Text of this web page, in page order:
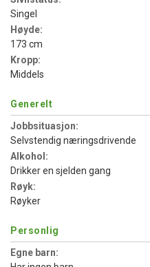
Singel
Høyde:
173 cm
Kropp:
Middels
Generelt
Jobbsituasjon:
Selvstendig næringsdrivende
Alkohol:
Drikker en sjelden gang
Røyk:
Røyker
Personlig
Egne barn: